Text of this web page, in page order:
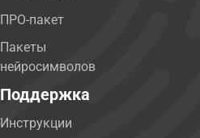
ПРО-пакет
Пакеты
нейросимволов
Поддержка
Инструкции